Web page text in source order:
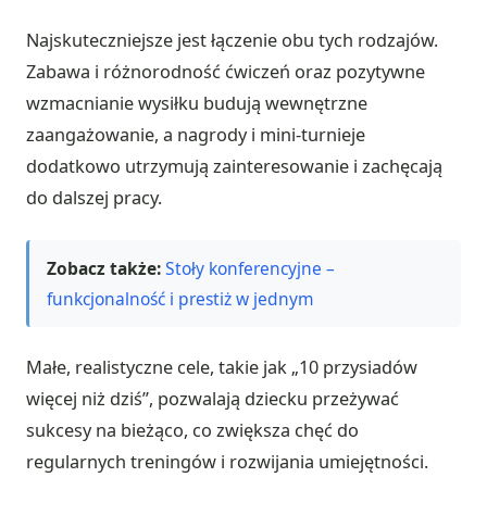
Najskuteczniejsze jest łączenie obu tych rodzajów.
Zabawa i różnorodność ćwiczeń oraz pozytywne
wzmacnianie wysiłku budują wewnętrzne
zaangażowanie, a nagrody i mini-turnieje
dodatkowo utrzymują zainteresowanie i zachęcają
do dalszej pracy.
Zobacz także:Stoły konferencyjne –
funkcjonalność i prestiż w jednym
Małe, realistyczne cele, takie jak „10 przysiadów
więcej niż dziś”, pozwalają dziecku przeżywać
sukcesy na bieżąco, co zwiększa chęć do
regularnych treningów i rozwijania umiejętności.